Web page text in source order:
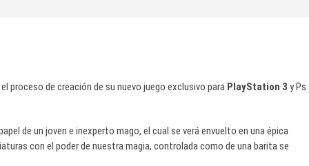
proceso de creación de su nuevo juego exclusivo para PlayStation 3 y Ps
de un joven e inexperto mago, el cual se verá envuelto en una épica
con el poder de nuestra magia, controlada como de una barita se